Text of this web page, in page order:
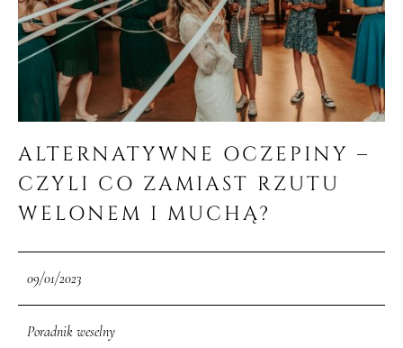
ALTERNATYWNE OCZEPINY –
CZYLI CO ZAMIAST RZUTU
WELONEM I MUCHĄ?
09/01/2023
Poradnik weselny